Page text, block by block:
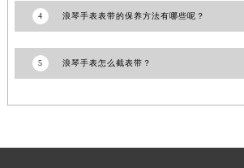
4 浪琴手表表带的保养方法有哪些呢？
5 浪琴手表怎么截表带？